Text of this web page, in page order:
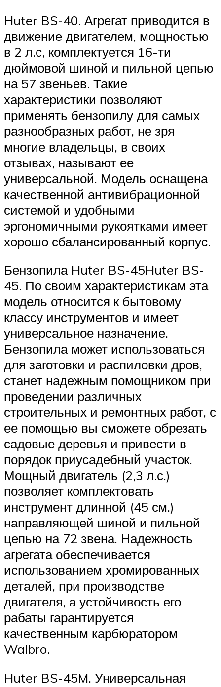
Huter BS-40. Агрегат приводится в
движение двигателем, мощностью
в 2 л.с, комплектуется 16-ти
дюймовой шиной и пильной цепью
на 57 звеньев. Такие
характеристики позволяют
применять бензопилу для самых
разнообразных работ, не зря
многие владельцы, в своих
отзывах, называют ее
универсальной. Модель оснащена
качественной антивибрационной
системой и удобными
эргономичными рукоятками имеет
хорошо сбалансированный корпус.
Бензопила Huter BS-45Huter BS-
45. По своим характеристикам эта
модель относится к бытовому
классу инструментов и имеет
универсальное назначение.
Бензопила может использоваться
для заготовки и распиловки дров,
станет надежным помощником при
проведении различных
строительных и ремонтных работ, с
ее помощью вы сможете обрезать
садовые деревья и привести в
порядок приусадебный участок.
Мощный двигатель (2,3 л.с.)
позволяет комплектовать
инструмент длинной (45 см.)
направляющей шиной и пильной
цепью на 72 звена. Надежность
агрегата обеспечивается
использованием хромированных
деталей, при производстве
двигателя, а устойчивость его
рабаты гарантируется
качественным карбюратором
Walbro.
Huter BS-45M. Универсальная